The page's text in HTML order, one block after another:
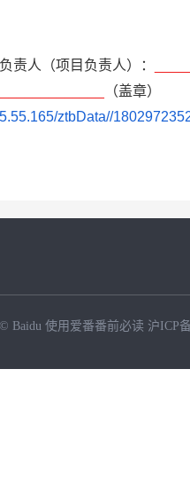
责人（项目负责人）：
（盖章）
ztbData//
© Baidu 使用爱番番前必读 沪ICP